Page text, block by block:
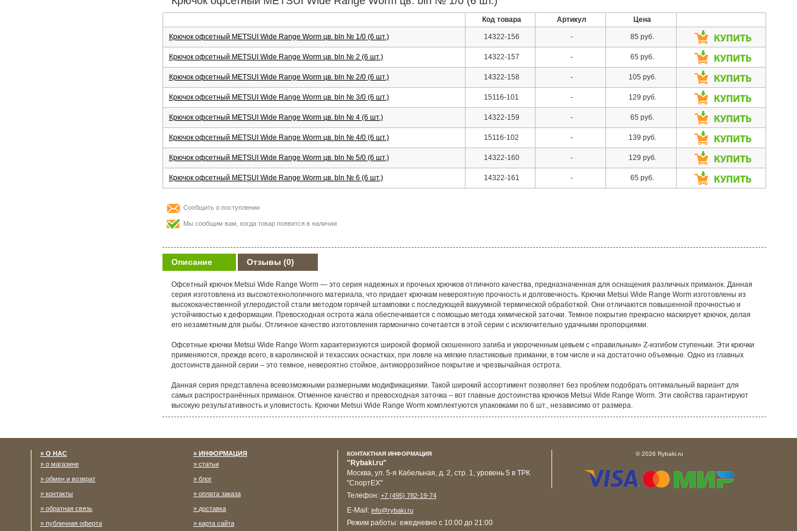
Код товара Артикул Цена
Крючок офсетный METSUI Wide Range Worm цв. bln № 1/0 (6 шт.) 14322-156 - 85 руб.
Крючок офсетный METSUI Wide Range Worm цв. bln № 2 (6 шт.) 14322-157 - 65 руб.
Крючок офсетный METSUI Wide Range Worm цв. bln № 2/0 (6 шт.) 14322-158 - 105 руб.
Крючок офсетный METSUI Wide Range Worm цв. bln № 3/0 (6 шт.) 15116-101 - 129 руб.
Крючок офсетный METSUI Wide Range Worm цв. bln № 4 (6 шт.) 14322-159 - 65 руб.
Крючок офсетный METSUI Wide Range Worm цв. bln № 4/0 (6 шт.) 15116-102 - 139 руб.
Крючок офсетный METSUI Wide Range Worm цв. bln № 5/0 (6 шт.) 14322-160 - 129 руб.
Крючок офсетный METSUI Wide Range Worm цв. bln № 6 (6 шт.) 14322-161 - 65 руб.
Сообщить о поступлении
Мы сообщим вам, когда товар появится в наличии
Описание Отзывы (0)
Офсетный крючок Metsui Wide Range Worm — это серия надежных и прочных крючков отличного качества, предназначенная для оснащения различных приманок. Данная
серия изготовлена из высокотехнологичного материала, что придает крючкам невероятную прочность и долговечность. Крючки Metsui Wide Range Worm изготовлены из
высококачественной углеродистой стали методом горячей штамповки с последующей вакуумной термической обработкой. Они отличаются повышенной прочностью и
устойчивостью к деформации. Превосходная острота жала обеспечивается с помощью метода химической заточки. Темное покрытие прекрасно маскирует крючок, делая
его незаметным для рыбы. Отличное качество изготовления гармонично сочетается в этой серии с исключительно удачными пропорциями.
Офсетные крючки Metsui Wide Range Worm характеризуются широкой формой скошенного загиба и укороченным цевьем с «правильным» Z-изгибом ступеньки. Эти крючки
применяются, прежде всего, в каролинской и техасских оснастках, при ловле на мягкие пластиковые приманки, в том числе и на достаточно объемные. Одно из главных
достоинств данной серии – это темное, невероятно стойкое, антикоррозийное покрытие и чрезвычайная острота.
Данная серия представлена всевозможными размерными модификациями. Такой широкий ассортимент позволяет без проблем подобрать оптимальный вариант для
самых распространённых приманок. Отменное качество и превосходная заточка – вот главные достоинства крючков Metsui Wide Range Worm. Эти свойства гарантируют
высокую результативность и уловистость. Крючки Metsui Wide Range Worm комплектуются упаковками по 6 шт., независимо от размера.
О НАС
о магазине
обмен и возврат
контакты
обратная связь
публичная оферта
ИНФОРМАЦИЯ
статьи
блог
оплата заказа
доставка
карта сайта
КОНТАКТНАЯ ИНФОРМАЦИЯ
"Rybaki.ru"
Москва ул. 5-я Кабельная, д. 2, стр. 1, уровень 5 в ТРК
"СпортЕХ"
Телефон: +7 (495) 782-19-74
E-Mail: info@rybaki.ru
Режим работы: ежедневно с 10:00 до 21:00
© 2026 Rybaki.ru